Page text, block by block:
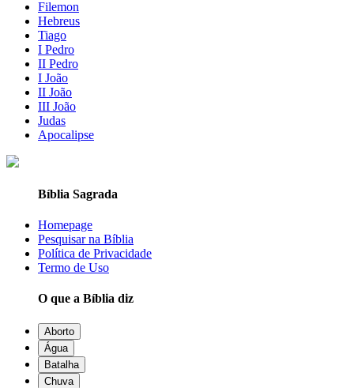
Filemon
Hebreus
Tiago
I Pedro
II Pedro
I João
II João
III João
Judas
Apocalipse
Bíblia Sagrada
Homepage
Pesquisar na Bíblia
Política de Privacidade
Termo de Uso
O que a Bíblia diz
Aborto
Água
Batalha
Chuva